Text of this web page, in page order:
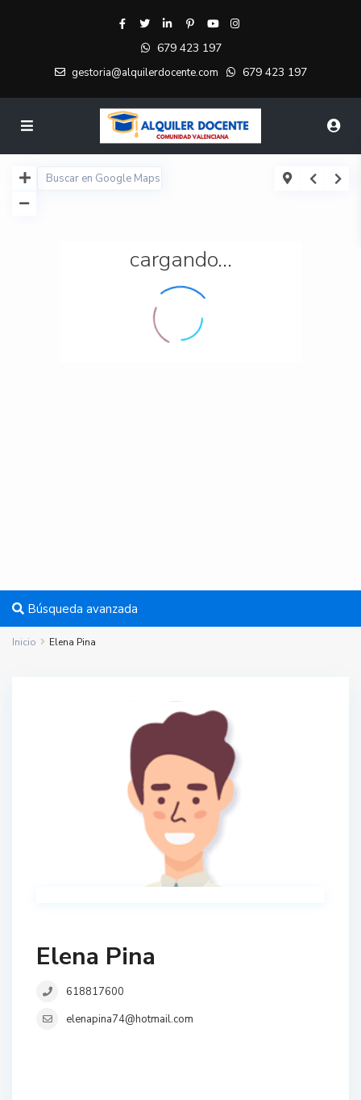
679 423 197
gestoria@alquilerdocente.com 679 423 197
cargando...
Búsqueda avanzada
Inicio Elena Pina
Elena Pina
618817600
elenapina74@hotmail.com